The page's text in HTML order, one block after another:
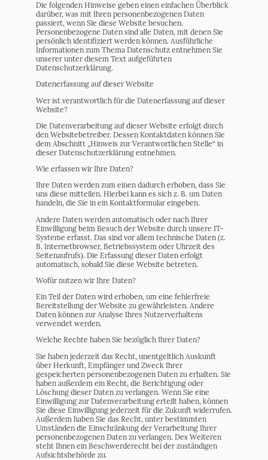
Die folgenden Hinweise geben einen einfachen Überblick
darüber, was mit Ihren personenbezogenen Daten
passiert, wenn Sie diese Website besuchen.
Personenbezogene Daten sind alle Daten, mit denen Sie
persönlich identifiziert werden können. Ausführliche
Informationen zum Thema Datenschutz entnehmen Sie
unserer unter diesem Text aufgeführten
Datenschutzerklärung.
Datenerfassung auf dieser Website
Wer ist verantwortlich für die Datenerfassung auf dieser
Website?
Die Datenverarbeitung auf dieser Website erfolgt durch
den Websitebetreiber. Dessen Kontaktdaten können Sie
dem Abschnitt „Hinweis zur Verantwortlichen Stelle“ in
dieser Datenschutzerklärung entnehmen.
Wie erfassen wir Ihre Daten?
Ihre Daten werden zum einen dadurch erhoben, dass Sie
uns diese mitteilen. Hierbei kann es sich z. B. um Daten
handeln, die Sie in ein Kontaktformular eingeben.
Andere Daten werden automatisch oder nach Ihrer
Einwilligung beim Besuch der Website durch unsere IT-
Systeme erfasst. Das sind vor allem technische Daten (z.
B. Internetbrowser, Betriebssystem oder Uhrzeit des
Seitenaufrufs). Die Erfassung dieser Daten erfolgt
automatisch, sobald Sie diese Website betreten.
Wofür nutzen wir Ihre Daten?
Ein Teil der Daten wird erhoben, um eine fehlerfreie
Bereitstellung der Website zu gewährleisten. Andere
Daten können zur Analyse Ihres Nutzerverhaltens
verwendet werden.
Welche Rechte haben Sie bezüglich Ihrer Daten?
Sie haben jederzeit das Recht, unentgeltlich Auskunft
über Herkunft, Empfänger und Zweck Ihrer
gespeicherten personenbezogenen Daten zu erhalten. Sie
haben außerdem ein Recht, die Berichtigung oder
Löschung dieser Daten zu verlangen. Wenn Sie eine
Einwilligung zur Datenverarbeitung erteilt haben, können
Sie diese Einwilligung jederzeit für die Zukunft widerrufen.
Außerdem haben Sie das Recht, unter bestimmten
Umständen die Einschränkung der Verarbeitung Ihrer
personenbezogenen Daten zu verlangen. Des Weiteren
steht Ihnen ein Beschwerderecht bei der zuständigen
Aufsichtsbehörde zu.